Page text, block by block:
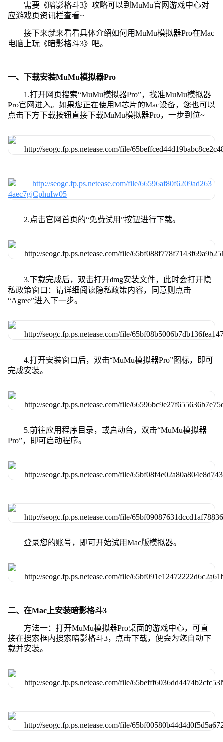
需要《暗影格斗3》攻略可以到MuMu官网游戏中心对
应游戏页资讯栏查看~
接下来就来看看具体介绍如何用MuMu模拟器Pro在Mac
电脑上玩《暗影格斗3》吧。
一、下载安装MuMu模拟器Pro
1.打开网页搜索“MuMu模拟器Pro”，找准MuMu模拟器
Pro官网进入。如果您正在使用M芯片的Mac设备，您也可以
点击下方下载按钮直接下载MuMu模拟器Pro，一步到位~
2.点击官网首页的“免费试用”按钮进行下载。
3.下载完成后，双击打开dmg安装文件，此时会打开隐
私政策窗口：请详细阅读隐私政策内容，同意则点击
“Agree”进入下一步。
4.打开安装窗口后，双击“MuMu模拟器Pro”图标，即可
完成安装。
5.前往应用程序目录，或启动台，双击“MuMu模拟器
Pro”，即可启动程序。
登录您的账号，即可开始试用Mac版模拟器。
二、在Mac上安装暗影格斗3
方法一：打开MuMu模拟器Pro桌面的游戏中心，可直
接在搜索框内搜索暗影格斗3，点击下载，便会为您自动下
载并安装。